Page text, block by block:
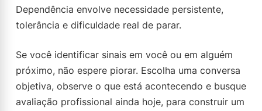
Dependência envolve necessidade persistente,
tolerância e dificuldade real de parar.
Se você identificar sinais em você ou em alguém
próximo, não espere piorar. Escolha uma conversa
objetiva, observe o que está acontecendo e busque
avaliação profissional ainda hoje, para construir um